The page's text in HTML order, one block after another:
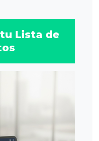
Lista de